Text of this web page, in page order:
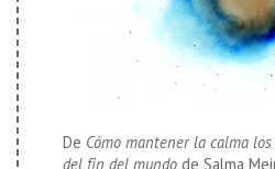
De Cómo mantener la calma
del fin del mundo de Salma